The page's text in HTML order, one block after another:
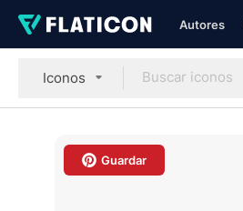
Autores
Iconos
Guardar